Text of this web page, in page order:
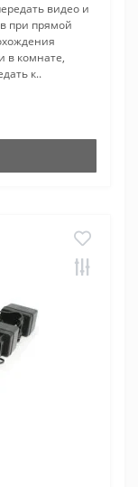
видео и
при прямой
в комнате,
к..